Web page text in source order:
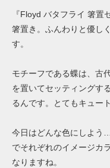
『Floyd バタフライ 箸置
箸置き。ふんわりと優し
す。
モチーフである蝶は、古
を置いてセッティングす
るんです。とてもキュー
今日はどんな色にしよ
でそれぞれのイメージカ
なりますね。